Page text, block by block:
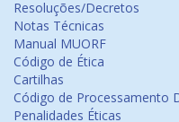
Resoluções/Decretos
Notas Técnicas
Manual MUORF
Código de Ética
Cartilhas
Código de Processamento
Penalidades Éticas